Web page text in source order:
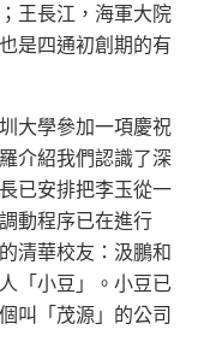
王長江，海軍大院
是四通初創期的有
大學參加一項慶祝
介紹我們認識了深
已安排把李玉從一
動程序已在進行
清華校友：汲鵬和
「小豆」。小豆已
叫「茂源」的公司